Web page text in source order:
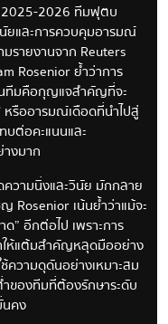
2025-2026 ทีมฟุตบ
ยและการควบคุมอารมณ์
รายงานจาก Reuters
Rosenior ย้ำว่าการ
ทีมคือกุญแจสำคัญที่จะ
รืออารมณ์เดือดที่นำไปสู่
บต่อคะแนนและ
งมาก
วามนิ่งและวินัย มักกลาย
Rosenior เน้นย้ำว่าแม้จะ
” อีกต่อไป เพราะการ
ให้แต้มสำคัญหลุดมืออย่าง
ความดุดันอย่างเหมาะสม
ของทีมที่ต้องรักษาระดับ
นคง